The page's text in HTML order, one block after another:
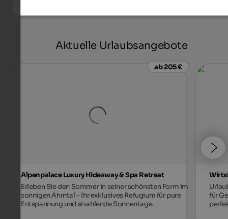
Aktuelle Urlaubsangebote
ab 205 €
Alpenpalace Luxury Hideaway & Spa Retreat
Erleben Sie den Sommer in seiner schönsten Form im
sonnigen Ahrntal – Ihr exklusives Refugium für pure
Entspannung und strahlende Sonnentage.
für